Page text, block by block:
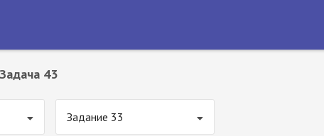
Задача 43
Задание 33